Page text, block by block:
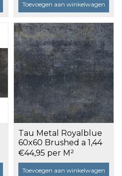
Toevoegen aan winkelwagen
Tau Metal Royalblue
60x60 Brushed a 1,44
m²
€44,95 per M²
Toevoegen aan winkelwagen